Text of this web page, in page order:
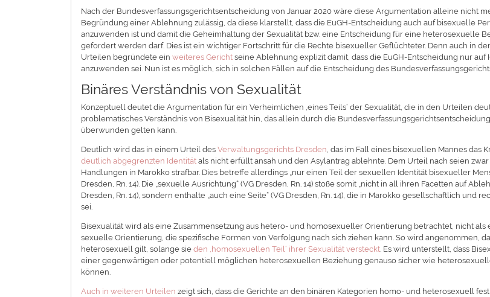
Nach der Bundesverfassungsgerichtsentscheidung von Januar 2020 wäre diese Argumentation alleine nicht
Begründung einer Ablehnung zulässig, da diese klarstellt, dass die EuGH-Entscheidung auch auf bisexuelle
anzuwenden ist und damit die Geheimhaltung der Sexualität bzw. eine Entscheidung für eine heterosexuelle
gefordert werden darf. Dies ist ein wichtiger Fortschritt für die Rechte bisexueller Geflüchteter. Denn auch in
Urteilen begründete einweiteres Gericht seine Ablehnung explizit damit, dass die EuGH-Entscheidung nur
anzuwenden sei. Nun ist es möglich, sich in solchen Fällen auf die Entscheidung des
Binäres Verständnis von Sexualität
Konzeptuell deutet die Argumentation für ein Verheimlichen ,eines Teils‘ der Sexualität, die in den Urteilen
problematisches Verständnis von Bisexualität hin, das allein durch die
überwunden gelten kann.
Deutlich wird das in einem Urteil desVerwaltungsgerichts Dresden , das im Fall eines bisexuellen Mannes das
deutlich abgegrenzten Identität als nicht erfüllt ansah und den Asylantrag ablehnte. Dem Urteil nach seien
Handlungen in Marokko strafbar. Dies betreffe allerdings „nur einen Teil der sexuellen Identität bisexueller
Dresden, Rn. 14). Die „sexuelle Ausrichtung“ (VG Dresden, Rn. 14) stoße somit „nicht in all ihren Facetten auf
Dresden, Rn. 14), sondern enthalte „auch eine Seite“ (VG Dresden, Rn. 14), die in Marokko gesellschaftlich und
sei.
Bisexualität wird als eine Zusammensetzung aus hetero- und homosexueller Orientierung betrachtet, nicht als
sexuelle Orientierung, die spezifische Formen von Verfolgung nach sich ziehen kann. So wird angenommen,
heterosexuell gilt, solange sieden ,homosexuellen Teil‘ ihrer Sexualität versteckt . Es wird unterstellt, dass
einer gegenwärtigen oder potentiell möglichen heterosexuellen Beziehung genauso sicher wie
können.
Auch in weiteren Urteilen zeigt sich, dass die Gerichte an den binären Kategorien homo- und heterosexuell